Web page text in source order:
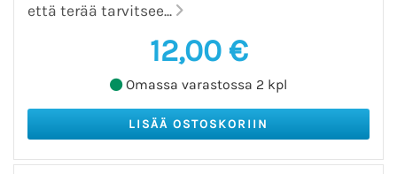
että terää tarvitsee...
12,00 €
Omassa varastossa 2 kpl